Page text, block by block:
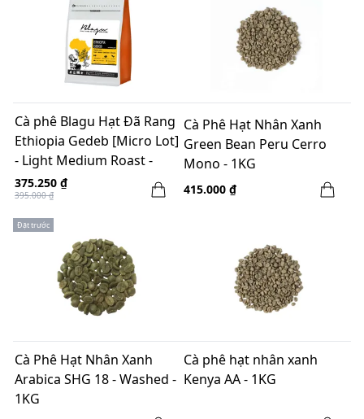
Cà phê Blagu Hạt Đã Rang
Ethiopia Gedeb [Micro Lot]
- Light Medium Roast -
250g
375.250 ₫
395.000 ₫
Cà Phê Hạt Nhân Xanh
Green Bean Peru Cerro
Mono - 1KG
415.000 ₫
Đặt trước
Cà Phê Hạt Nhân Xanh
Arabica SHG 18 - Washed -
1KG
Cà phê hạt nhân xanh
Kenya AA - 1KG